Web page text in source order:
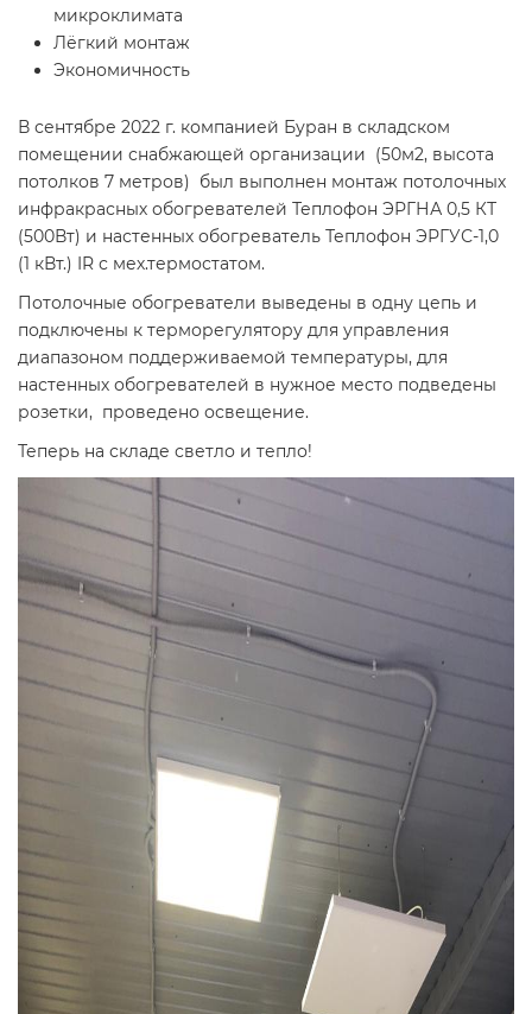
микроклимата
Лёгкий монтаж
Экономичность
В сентябре 2022 г. компанией Буран в складском
помещении снабжающей организации (50м2, высота
потолков 7 метров) был выполнен монтаж потолочных
инфракрасных обогревателей Теплофон ЭРГНА 0,5 КТ
(500Вт) и настенных обогреватель Теплофон ЭРГУС-1,0
(1 кВт.) IR с мех.термостатом.
Потолочные обогреватели выведены в одну цепь и
подключены к терморегулятору для управления
диапазоном поддерживаемой температуры, для
настенных обогревателей в нужное место подведены
розетки, проведено освещение.
Теперь на складе светло и тепло!